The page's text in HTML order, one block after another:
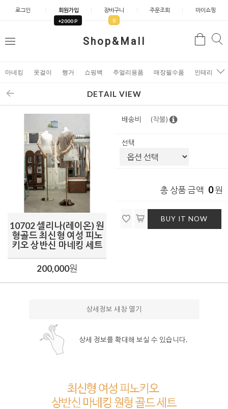
로그인 회원가입
+2000 P
장바구니
0
주문조회 마이쇼핑
Shop&Mall
메
검
마네킹 옷걸이 행거 쇼핑백 주얼리용품 매장필수품 인테리어소
DETAIL VIEW
10702 셀리나(레이온) 원
형골드 최신형 여성 피노
키오 상반신 마네킹 세트
200,000원
배송비 (착불)
선택
총 상품 금액 0원
BUY IT NOW
상세정보 새창 열기
상세 정보를 확대해 보실 수 있습니다.